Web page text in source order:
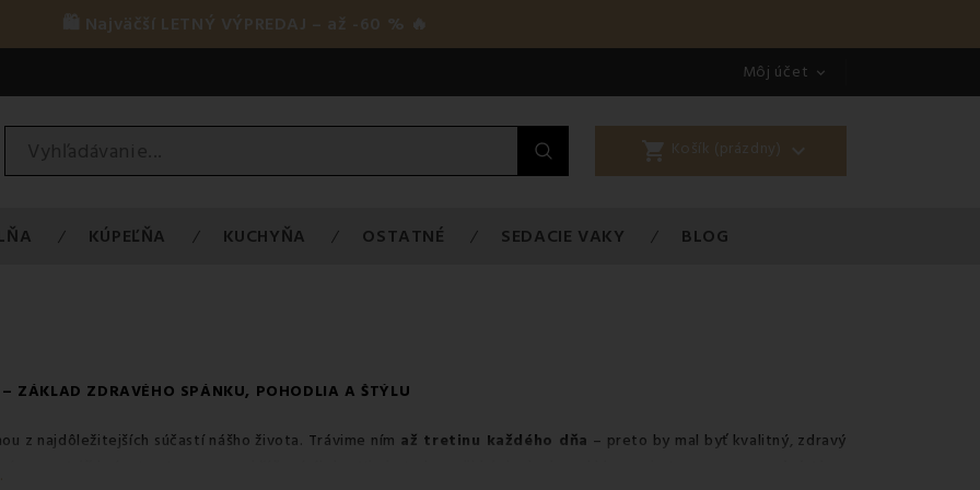
🛍️ Najväčší LETNÝ VÝPREDAJ – až -60 % 🔥
Môj účet 
shopping_cart Košík (prázdny) 
KÚPEĽŇA KUCHYŇA OSTATNÉ SEDACIE VAKY BLOG
ZÁKLAD ZDRAVÉHO SPÁNKU, POHODLIA A ŠTÝLU
z najdôležitejších súčastí nášho života. Trávime ním až tretinu každého dňa – preto by mal byť kvalitný, zdravý